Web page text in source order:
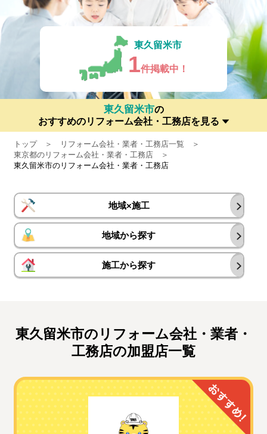
東久留米市
1件掲載中！
東久留米市の
おすすめのリフォーム会社・工務店を見る
トップ
リフォーム会社・業者・工務店一覧
東京都のリフォーム会社・業者・工務店
東久留米市のリフォーム会社・業者・工務店
地域×施工
地域から探す
施工から探す
東久留米市のリフォーム会社・業者・
工務店の加盟店一覧